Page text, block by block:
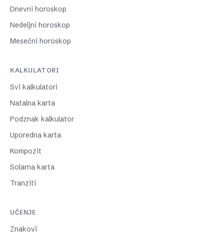
Dnevni horoskop
Nedeljni horoskop
Mesečni horoskop
KALKULATORI
Svi kalkulatori
Natalna karta
Podznak kalkulator
Uporedna karta
Kompozit
Solarna karta
Tranziti
UČENJE
Znakovi